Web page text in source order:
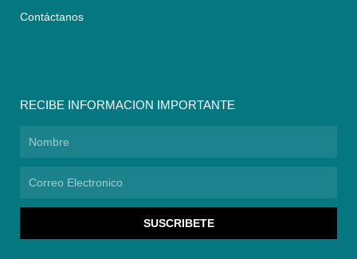
Contáctanos
RECIBE INFORMACION IMPORTANTE
SUSCRIBETE